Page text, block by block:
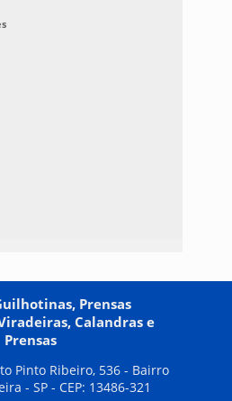
Prensas
Calandras e
Prensas
Pinto Ribeiro, 536 - Bairro
- SP - CEP: 13486-321